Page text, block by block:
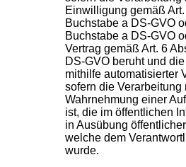
Einwilligung gemäß Art.
Buchstabe a DS-GVO
Buchstabe a DS-GVO
Vertrag gemäß Art. 6
DS-GVO beruht und
mithilfe automatisierter
sofern die Verarbeitung
Wahrnehmung einer
ist, die im öffentlichen
in Ausübung
welche dem
wurde.